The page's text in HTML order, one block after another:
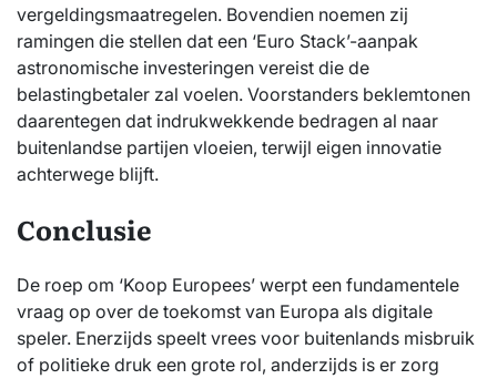
vergeldingsmaatregelen. Bovendien noemen zij
ramingen die stellen dat een ‘Euro Stack’-aanpak
astronomische investeringen vereist die de
belastingbetaler zal voelen. Voorstanders beklemtonen
daarentegen dat indrukwekkende bedragen al naar
buitenlandse partijen vloeien, terwijl eigen innovatie
achterwege blijft.
Conclusie
De roep om ‘Koop Europees’ werpt een fundamentele
vraag op over de toekomst van Europa als digitale
speler. Enerzijds speelt vrees voor buitenlands misbruik
of politieke druk een grote rol, anderzijds is er zorg